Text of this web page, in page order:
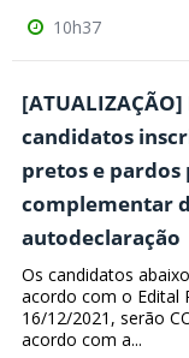
10h37
candidatos
pretos e
complementar
autodeclaração
Os candidatos
acordo com o Edital
16/12/2021, serão
acordo com a...